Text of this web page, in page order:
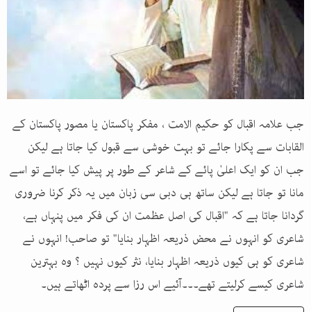
جب علامہ اقبال کو حکیم الامت ، مفکر پاکستان یا مصور پاکستان کے
القابات سے پکارا جائے تو بہت خوشی سے قبول کیا جاتا ہے لیکن
جب ان کو ایک اعلیٰ پائے کے شاعر کے طور پر پیش کیا جائے تو اسے
مانا تو جاتا ہے لیکن ساتھ ہی دبی سی زبان میں یہ ذکر کرنا ضروری
گردانا جاتا ہے کہ "اقبال کی اصل عظمت ان کی فکر میں پنہاں ہے،
شاعری کو انہوں نے محض ذریعہ اظہار بنایا" تو صاحب! انہوں نے
شاعری کو ہی کیوں ذریعہ اظہار بنایا، نثر کیوں نہیں ؟ وہ بہترین
شاعری کیسے کرلیتے تھے۔۔۔آئیے اس رزا سے پردہ اٹھاتے ہیں۔